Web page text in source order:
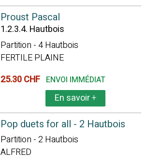
Proust Pascal
1.2.3.4. Hautbois
Partition - 4 Hautbois
FERTILE PLAINE
25.30 CHF ENVOI IMMÉDIAT
En savoir+
Pop duets for all - 2 Hautbois
Partition - 2 Hautbois
ALFRED